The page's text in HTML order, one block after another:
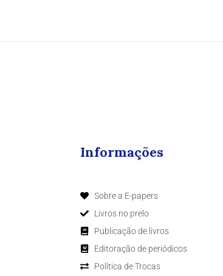
Informações
Sobre a E-papers
Livros no prelo
Publicação de livros
Editoração de periódicos
Política de Trocas